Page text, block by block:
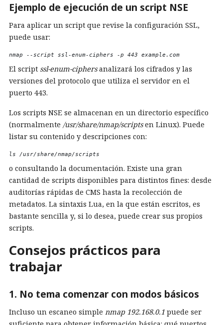
Ejemplo de ejecución de un script NSE
Para aplicar un script que revise la configuración SSL,
puede usar:
nmap --script ssl-enum-ciphers -p 443 example.com
El script ssl-enum-ciphersanalizará los cifrados y las
versiones del protocolo que utiliza el servidor en el
puerto 443.
Los scripts NSE se almacenan en un directorio específico
(normalmente /usr/share/nmap/scriptsen Linux). Puede
listar su contenido y descripciones con:
ls /usr/share/nmap/scripts
o consultando la documentación. Existe una gran
cantidad de scripts disponibles para distintos fines: desde
auditorías rápidas de CMS hasta la recolección de
metadatos. La sintaxis Lua, en la que están escritos, es
bastante sencilla y, si lo desea, puede crear sus propios
scripts.
Consejos prácticos para
trabajar
1. No tema comenzar con modos básicos
Incluso un escaneo simple nmap 192.168.0.1 puede ser